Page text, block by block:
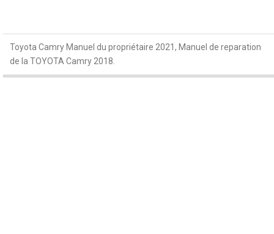
Toyota Camry Manuel du propriétaire 2021, Manuel de reparation
de la TOYOTA Camry 2018.